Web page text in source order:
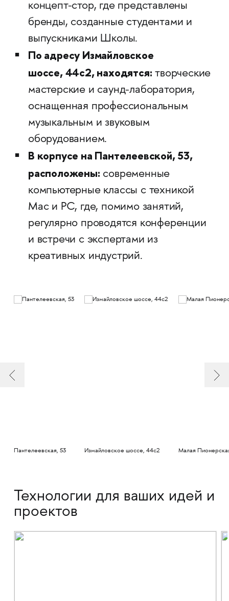
концепт-стор, где представлены
бренды, созданные студентами и
выпускниками Школы.
По адресу Измайловское
шоссе, 44с2, находятся: творческие
мастерские и саунд-лаборатория,
оснащенная профессиональным
музыкальным и звуковым
оборудованием.
В корпусе на Пантелеевской, 53,
расположены: современные
компьютерные классы с техникой
Mac и PC, где, помимо занятий,
регулярно проводятся конференции
и встречи с экспертами из
креативных индустрий.
Пантелеевская, 53 Измайловское шоссе, 44с2 Малая
Технологии для ваших идей и
проектов